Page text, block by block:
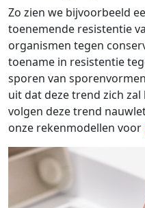
Zo zien we bijvoorbeeld
toenemende resistentie
organismen tegen
toename in resistentie
sporen van
uit dat deze trend zich
volgen deze trend
onze rekenmodellen voor